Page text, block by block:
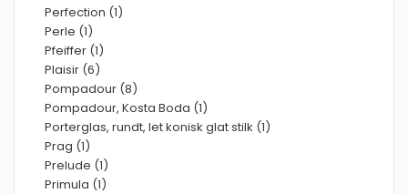
Perfection (1)
Perle (1)
Pfeiffer (1)
Plaisir (6)
Pompadour (8)
Pompadour, Kosta Boda (1)
Porterglas, rundt, let konisk glat stilk (1)
Prag (1)
Prelude (1)
Primula (1)